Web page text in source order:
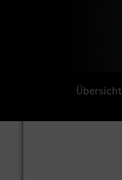
Übersicht